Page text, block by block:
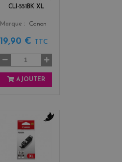
CLI-551BK XL
Color
Marque Canon
19,90 € TTC
AJOUTER